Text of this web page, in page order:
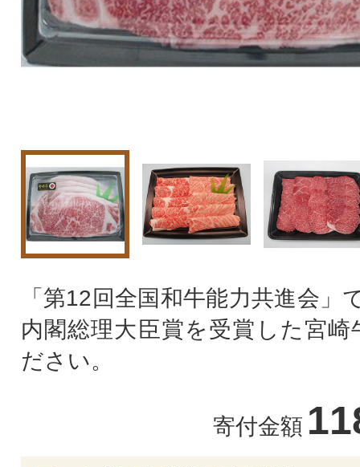
「第12回全国和牛能力共進会」
内閣総理大臣賞を受賞した宮
ださい。
寄付金額